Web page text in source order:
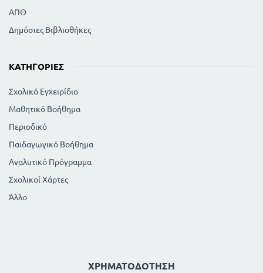
ΑΠΘ
Δημόσιες Βιβλιοθήκες
ΚΑΤΗΓΟΡΊΕΣ
Σχολικό Εγχειρίδιο
Μαθητικό Βοήθημα
Περιοδικό
Παιδαγωγικό Βοήθημα
Αναλυτικό Πρόγραμμα
Σχολικοί Χάρτες
Άλλο
ΧΡΗΜΑΤΟΔΌΤΗΣΗ